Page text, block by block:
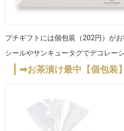
プチギフトには個包装（202円）が
シールやサンキュータグでデコレー
➡お茶漬け最中【個包装】